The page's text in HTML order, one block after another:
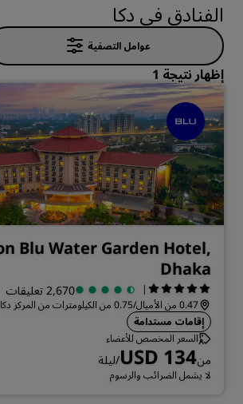
الفنادق في دكا
عوامل التصفية
إظهار نتيجة 1
Blu Water Garden Hotel,
Dhaka
| 2,670 تعليقات
0.47 من الأميال/0.75 من الكيلومترات من المركز دكا
إقامات مستدامة
السعر المخصص للأعضاء
منUSD 134/ليلة
لا يشمل الضرائب والرسوم